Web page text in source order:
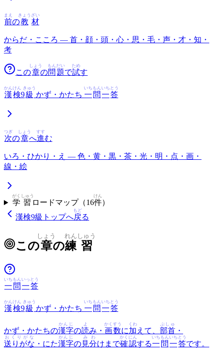
前
まえ
の教
きょう
材
ざい
からだ・こころ — 首・顔・頭・心・思・毛・声・才・知・
考
この章
しょう
の問
もん
題
だい
で試
ため
す
漢
かん
検
けん
9級
きゅう
かず・かたち 一
いち
問
もん
一
いち
答
とう
次
つぎ
の章
しょう
へ進
すす
む
いろ・ひかり・え — 色・黄・黒・茶・光・明・点・画・
線・絵
学
がく
習
しゅう
ロードマップ（16件
けん
）
漢検9級 トップへ戻
もど
る
この章
しょう
の練
れん
習
しゅう
一
いち
問
もん
一
いっ
答
とう
漢
かん
検
けん
9級
きゅう
かず・かたち 一
いち
問
もん
一
いち
答
とう
かず・かたちの漢字
かんじ
の読
よ
み・ 画数
かくすう
に加
くわ
えて、 部首
ぶしゅ
・
送りがな
おくりがな
・にた漢字
かんじ
の見分
みわ
けまで確認
かくにん
する一
いち
問
もん
一
いち
答
とう
です。